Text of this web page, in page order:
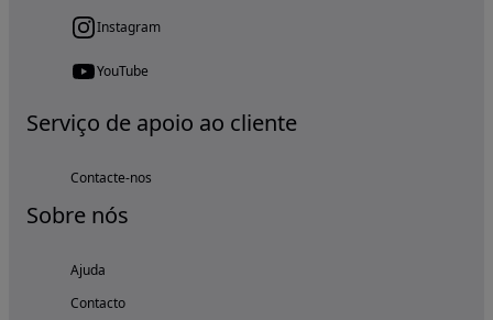
Instagram
YouTube
Serviço de apoio ao cliente
Contacte-nos
Sobre nós
Ajuda
Contacto